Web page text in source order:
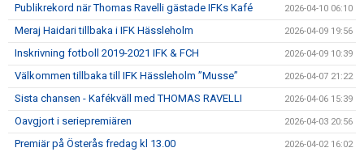
Publikrekord när Thomas Ravelli gästade IFKs Kafé 2026-04-10 06:10
Meraj Haidari tillbaka i IFK Hässleholm 2026-04-09 19:56
Inskrivning fotboll 2019-2021 IFK & FCH 2026-04-09 10:39
Välkommen tillbaka till IFK Hässleholm ”Musse” 2026-04-07 21:22
Sista chansen - Kafékväll med THOMAS RAVELLI 2026-04-06 15:39
Oavgjort i seriepremiären 2026-04-03 20:56
Premiär på Österås fredag kl 13.00 2026-04-02 16:02